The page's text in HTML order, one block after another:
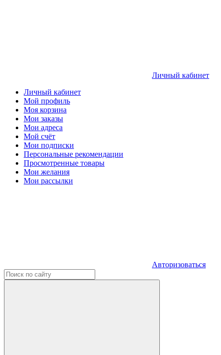
Личный кабинет
Личный кабинет
Мой профиль
Моя корзина
Мои заказы
Мои адреса
Мой счёт
Мои подписки
Персональные рекомендации
Просмотренные товары
Мои желания
Мои рассылки
Авторизоваться